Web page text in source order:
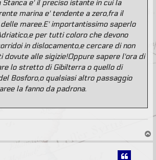
Stanca e' il preciso istante in cui la
marina e' tendente a zero,fra il
maree.E' importantissimo saperlo
per tutti coloro che devono
in dislocamento,e cercare di non
dovute alle sigizie!Oppure sapere l'ora di
lo stretto di Gibilterra o quello di
Bosforo,o qualsiasi altro passaggio
la fanno da padrona.
o